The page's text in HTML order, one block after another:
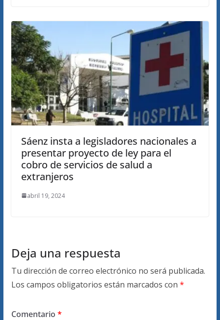
Sáenz insta a legisladores nacionales a
presentar proyecto de ley para el
cobro de servicios de salud a
extranjeros
abril 19, 2024
Deja una respuesta
Tu dirección de correo electrónico no será publicada.
Los campos obligatorios están marcados con *
Comentario *